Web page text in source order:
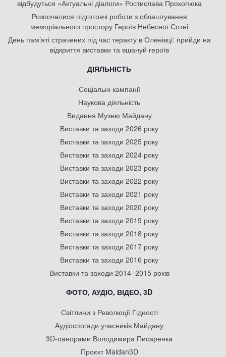
відбудуться «Актуальні діалоги» Ростислава Прокопюка
Розпочалися підготовчі роботи з облаштування
меморіального простору Героїв Небесної Сотні
День памʼяті страчених під час теракту в Оленівці: прийди на
відкриття виставки та вшануй героїв
ДІЯЛЬНІСТЬ
Соціальні кампанії
Наукова діяльність
Видання Музею Майдану
Виставки та заходи 2026 року
Виставки та заходи 2025 року
Виставки та заходи 2024 року
Виставки та заходи 2023 року
Виставки та заходи 2022 року
Виставки та заходи 2021 року
Виставки та заходи 2020 року
Виставки та заходи 2019 року
Виставки та заходи 2018 року
Виставки та заходи 2017 року
Виставки та заходи 2016 року
Виставки та заходи 2014–2015 років
ФОТО, АУДІО, ВІДЕО, 3D
Світлини з Революції Гідності
Аудіоспогади учасників Майдану
3D-панорами Володимира Писаренка
Проєкт Maidan3D